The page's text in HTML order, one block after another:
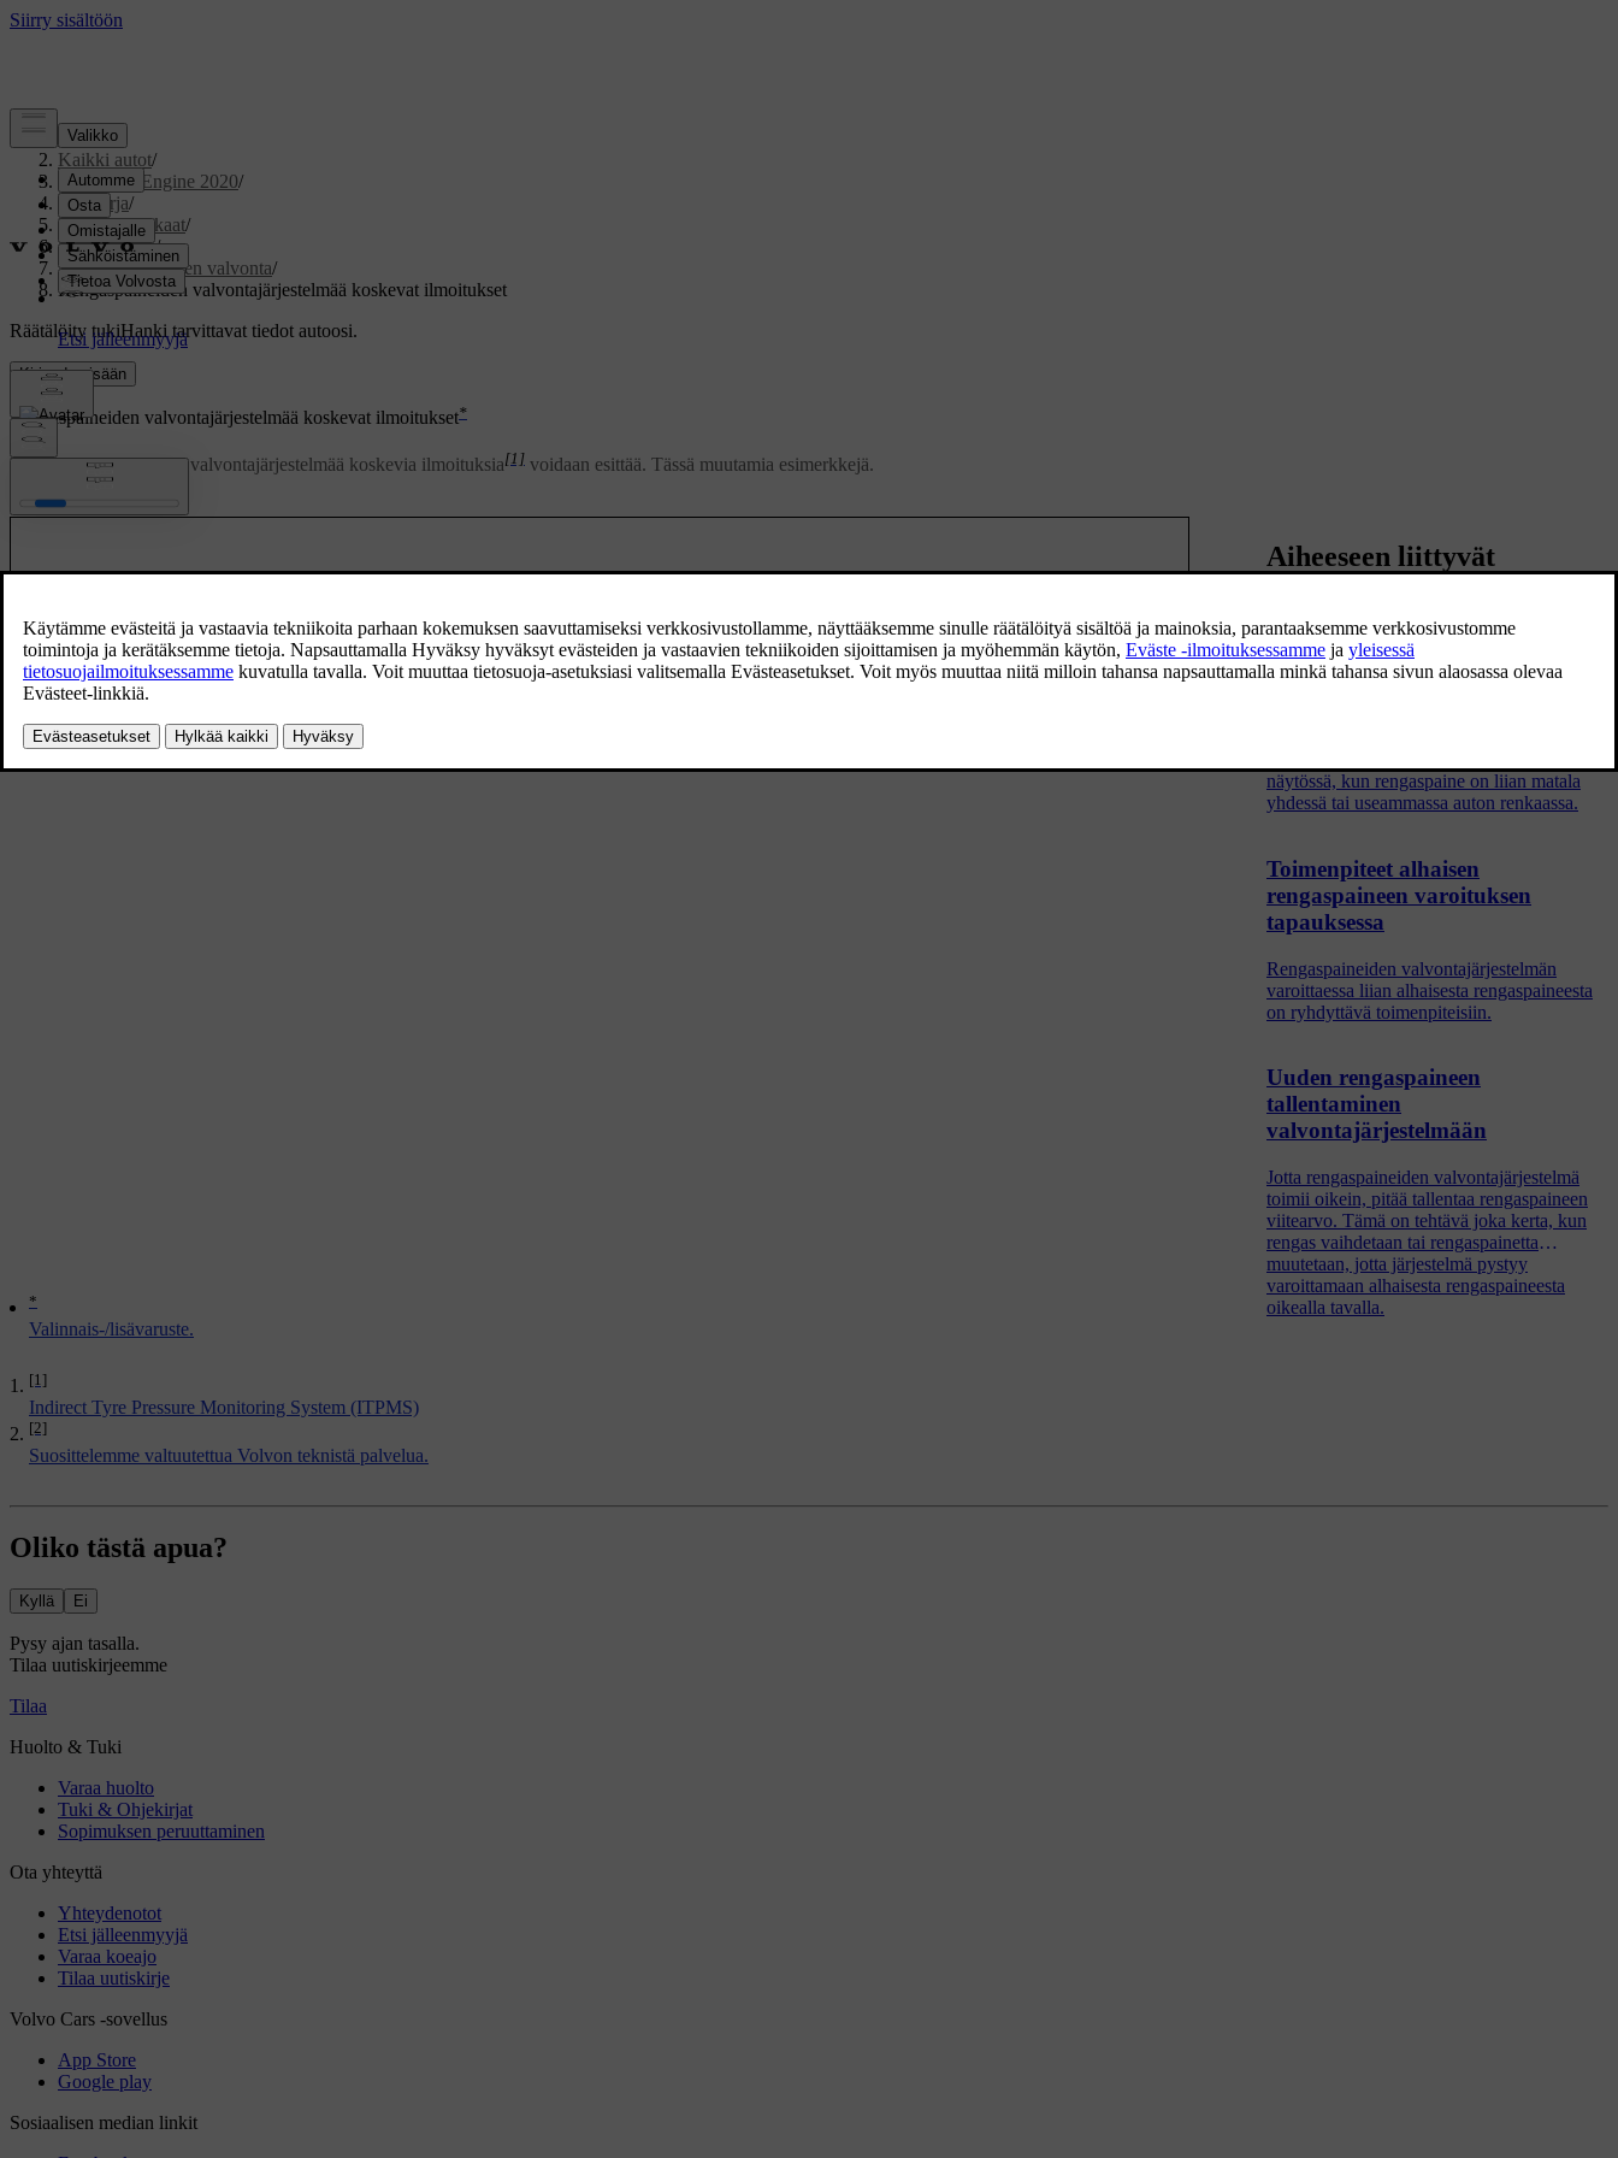
Tuki/
Kaikki autot/
V60 Twin Engine 2020/
Ohjekirja/
Pyörät ja renkaat/
Rengaspaine/
Rengaspaineiden valvonta/
Rengaspaineiden valvontajärjestelmää koskevat ilmoitukset
Räätälöity tukiHanki tarvittavat tiedot autoosi.
Kirjaudu sisään
Päivitetty 19.03.2020
Rengaspaineiden valvontajärjestelmää koskevat ilmoitukset*
Useita rengaspaineiden valvontajärjestelmää koskevia ilmoituksia[1] voidaan esittää. Tässä muutamia esimerkkejä.
Kuljettajan näyttö:Rengaspaine alhainen Lisätietoja
Merkkisymboli syttyy sen osoitukseksi, että yhdessä tai useammassa renkaassa on alhainen
Kuljettajan näyttö:Rengaspainejärjest. Tilapäisesti ei
käytettävissä
Merkkisymboli vilkkuu ja siirtyy palamaan jatkuvasti noin 1 minuutin kuluttua. Järjestelmä ei ole
toistaiseksi käytettävissä, aktivoidaan pian.
Kuljettajan näyttö:Rengaspainejärjest. Huolto tarpeen
Merkkisymboli vilkkuu ja siirtyy palamaan jatkuvasti noin 1 minuutin kuluttua. Järjestelmä ei toimi
*
Valinnais-/lisävaruste.
[1]
Indirect Tyre Pressure Monitoring System (ITPMS)
[2]
Suosittelemme valtuutettua Volvon teknistä palvelua.
Aiheeseen liittyvät
Rengaspaineiden
näytössä, kun rengaspaine on liian matala
yhdessä tai useammassa auton renkaassa.
Toimenpiteet alhaisen
rengaspaineen varoituksen
tapauksessa
Rengaspaineiden valvontajärjestelmän
varoittaessa liian alhaisesta rengaspaineesta
on ryhdyttävä toimenpiteisiin.
Uuden rengaspaineen
tallentaminen
valvontajärjestelmään
Jotta rengaspaineiden valvontajärjestelmä
toimii oikein, pitää tallentaa rengaspaineen
viitearvo. Tämä on tehtävä joka kerta, kun
rengas vaihdetaan tai rengaspainetta
muutetaan, jotta järjestelmä pystyy
varoittamaan alhaisesta rengaspaineesta
oikealla tavalla.
Oliko tästä apua?
Kyllä Ei